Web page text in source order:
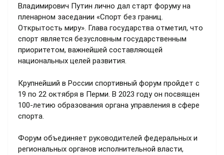
Владимирович Путин лично дал старт форуму на
пленарном заседании «Спорт без границ.
Открытость миру». Глава государства отметил, что
спорт является безусловным государственным
приоритетом, важнейшей составляющей
национальных целей развития.
Крупнейший в России спортивный форум пройдет с
19 по 22 октября в Перми. В 2023 году он посвящен
100-летию образования органа управления в сфере
спорта.
Форум объединяет руководителей федеральных и
региональных органов исполнительной власти,